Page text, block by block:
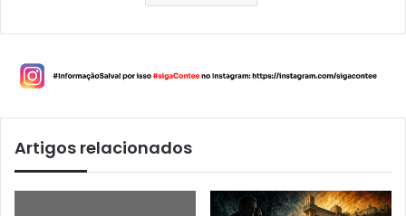
Artigos relacionados